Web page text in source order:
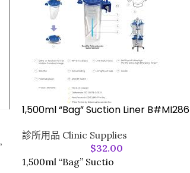
,
1,500ml “Bag” Suction Liner B#MI286
診所用品 Clinic Supplies
$32.00
1,500ml “Bag” Suctio